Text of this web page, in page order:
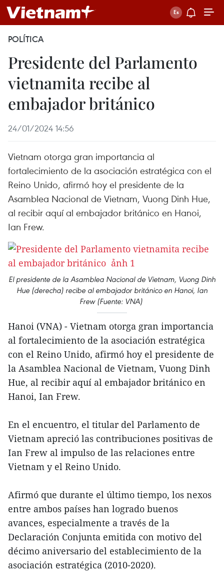
POLÍTICA
Presidente del Parlamento
vietnamita recibe al
embajador británico
24/01/2024 14:56
Vietnam otorga gran importancia al
fortalecimiento de la asociación estratégica con el
Reino Unido, afirmó hoy el presidente de la
Asamblea Nacional de Vietnam, Vuong Dinh Hue,
al recibir aquí al embajador británico en Hanoi,
Ian Frew.
El presidente de la Asamblea Nacional de Vietnam, Vuong Dinh
Hue (derecha) recibe al embajador británico en Hanoi, Ian
Frew (Fuente: VNA)
Hanoi (VNA) - Vietnam otorga gran importancia
al fortalecimiento de la asociación estratégica
con el Reino Unido, afirmó hoy el presidente de
la Asamblea Nacional de Vietnam, Vuong Dinh
Hue, al recibir aquí al embajador británico en
Hanoi, Ian Frew.
En el encuentro, el titular del Parlamento de
Vietnam apreció las contribuciones positivas de
Ian Frew al impulso de las relaciones entre
Vietnam y el Reino Unido.
Afirmó que durante el último tiempo, los nexos
entre ambos países han logrado buenos
avances, especialmente a través de la
Declaración Conjunta emitida con motivo del
décimo aniversario del establecimiento de la
asociación estratégica (2010-2020).